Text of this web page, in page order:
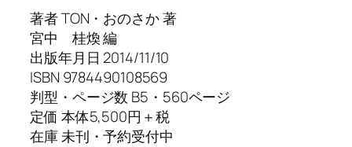
著者 TON・おのさか 著
宮中 桂煥 編
出版年月日 2014/11/10
ISBN 9784490108569
判型・ページ数 B5・560ページ
定価 本体5,500円＋税
在庫 未刊・予約受付中